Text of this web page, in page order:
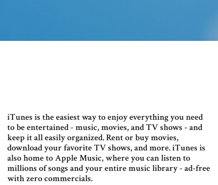
iTunes is the easiest way to enjoy everything you need
to be entertained - music, movies, and TV shows - and
keep it all easily organized. Rent or buy movies,
download your favorite TV shows, and more. iTunes is
also home to Apple Music, where you can listen to
millions of songs and your entire music library - ad-free
with zero commercials.